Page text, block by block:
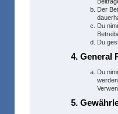
Der
Du
Du
4. General
Du
5.